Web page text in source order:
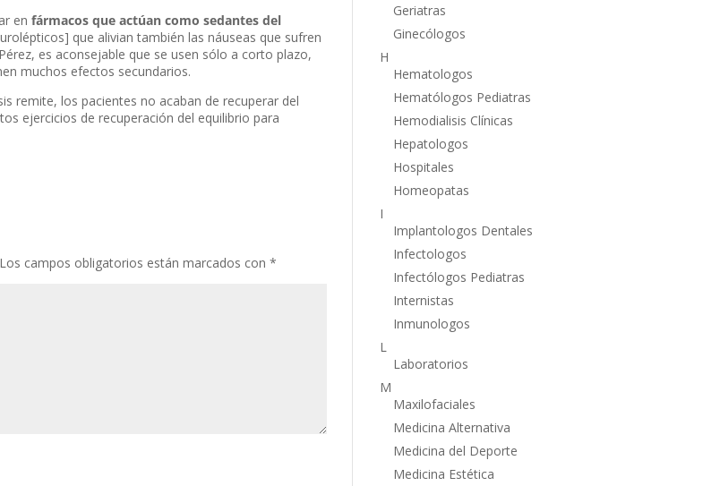
en fármacos que actúan como sedantes del
que alivian también las náuseas que sufren
es aconsejable que se usen sólo a corto plazo,
muchos efectos secundarios.
remite, los pacientes no acaban de recuperar del
ejercicios de recuperación del equilibrio para
Los campos obligatorios están marcados con *
Geriatras
Ginecólogos
H
Hematologos
Hematólogos Pediatras
Hemodialisis Clínicas
Hepatologos
Hospitales
Homeopatas
I
Implantologos Dentales
Infectologos
Infectólogos Pediatras
Internistas
Inmunologos
L
Laboratorios
M
Maxilofaciales
Medicina Alternativa
Medicina del Deporte
Medicina Estética